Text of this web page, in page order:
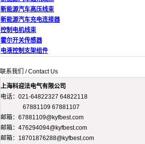
新能源汽车高压线束
新能源汽车充电连接器
控制电机线束
霍尔开关传感器
电液控制支架组件
联系我们 / Contact Us
上海科迎法电气有限公司
电话：021-64822327 64822118
67881109 67881107
邮箱：67881109@kyfbest.com
邮箱：476294094@kyfbest.com
邮箱：18701876288@kyfbest.com